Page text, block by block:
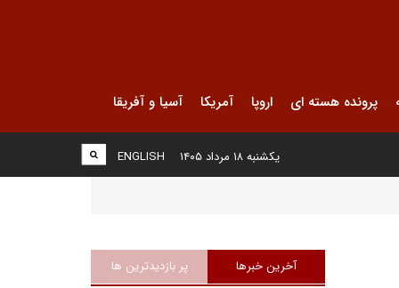
پرونده هسته ای اروپا آمریکا آسیا و آفریقا
ENGLISH یکشنبه ۱۸ مرداد ۱۴۰۵
آخرین خبرها پر بازدیدترین ها